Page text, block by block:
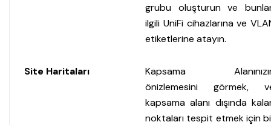
grubu oluşturun ve
ilgili UniFi cihazlarına ve
etiketlerine atayın.
Site Haritaları
Kapsama
önizlemesini görmek,
kapsama alanı dışında
noktaları tespit etmek için